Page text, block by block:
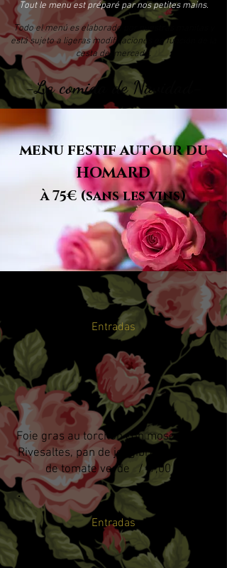
Tout le menu est préparé par nos petites mains.
Todo el menú es elaborado por nuestras manitas y
está sujeto a ligeras modificaciones en función de la
cesta del mercado.
-La comida de Navidad-
menu festif autour du
HOMARD
à 75€ (sans les vins)
Entradas
Foie gras au torchon con moscatel de
Rivesaltes, pan de jengibre y chutney
de tomate verde / 9,00 €
Entradas